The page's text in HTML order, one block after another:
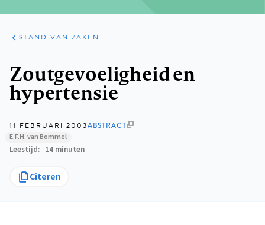
ARTIKELEN
PRAKTIJK
STAND VAN ZAKEN
Zoutgevoeligheid en
hypertensie
11 FEBRUARI 2003ABSTRACT
E.F.H. van Bommel
Leestijd 14 minuten
Citeren